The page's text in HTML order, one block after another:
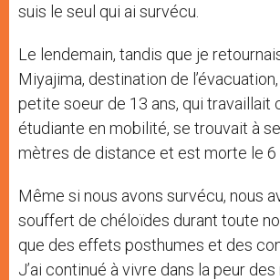
suis le seul qui ai survécu.
Le lendemain, tandis que je
Miyajima, destination de l’évacuation,
petite soeur de 13 ans, qui travaillait
étudiante en mobilité, se trouvait à
mètres de distance et est morte le 6
Même si nous avons survécu, nous
souffert de chéloïdes durant toute
que des effets posthumes et des
J’ai continué à vivre dans la peur